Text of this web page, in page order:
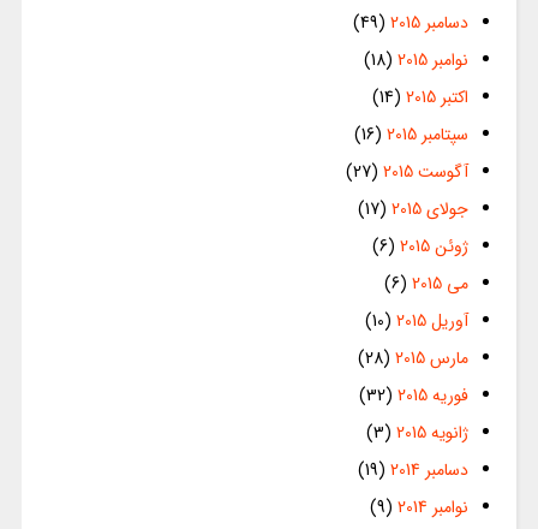
دسامبر 2015
(49)
نوامبر 2015
(18)
اکتبر 2015
(14)
سپتامبر 2015
(16)
آگوست 2015
(27)
جولای 2015
(17)
ژوئن 2015
(6)
می 2015
(6)
آوریل 2015
(10)
مارس 2015
(28)
فوریه 2015
(32)
ژانویه 2015
(3)
دسامبر 2014
(19)
نوامبر 2014
(9)